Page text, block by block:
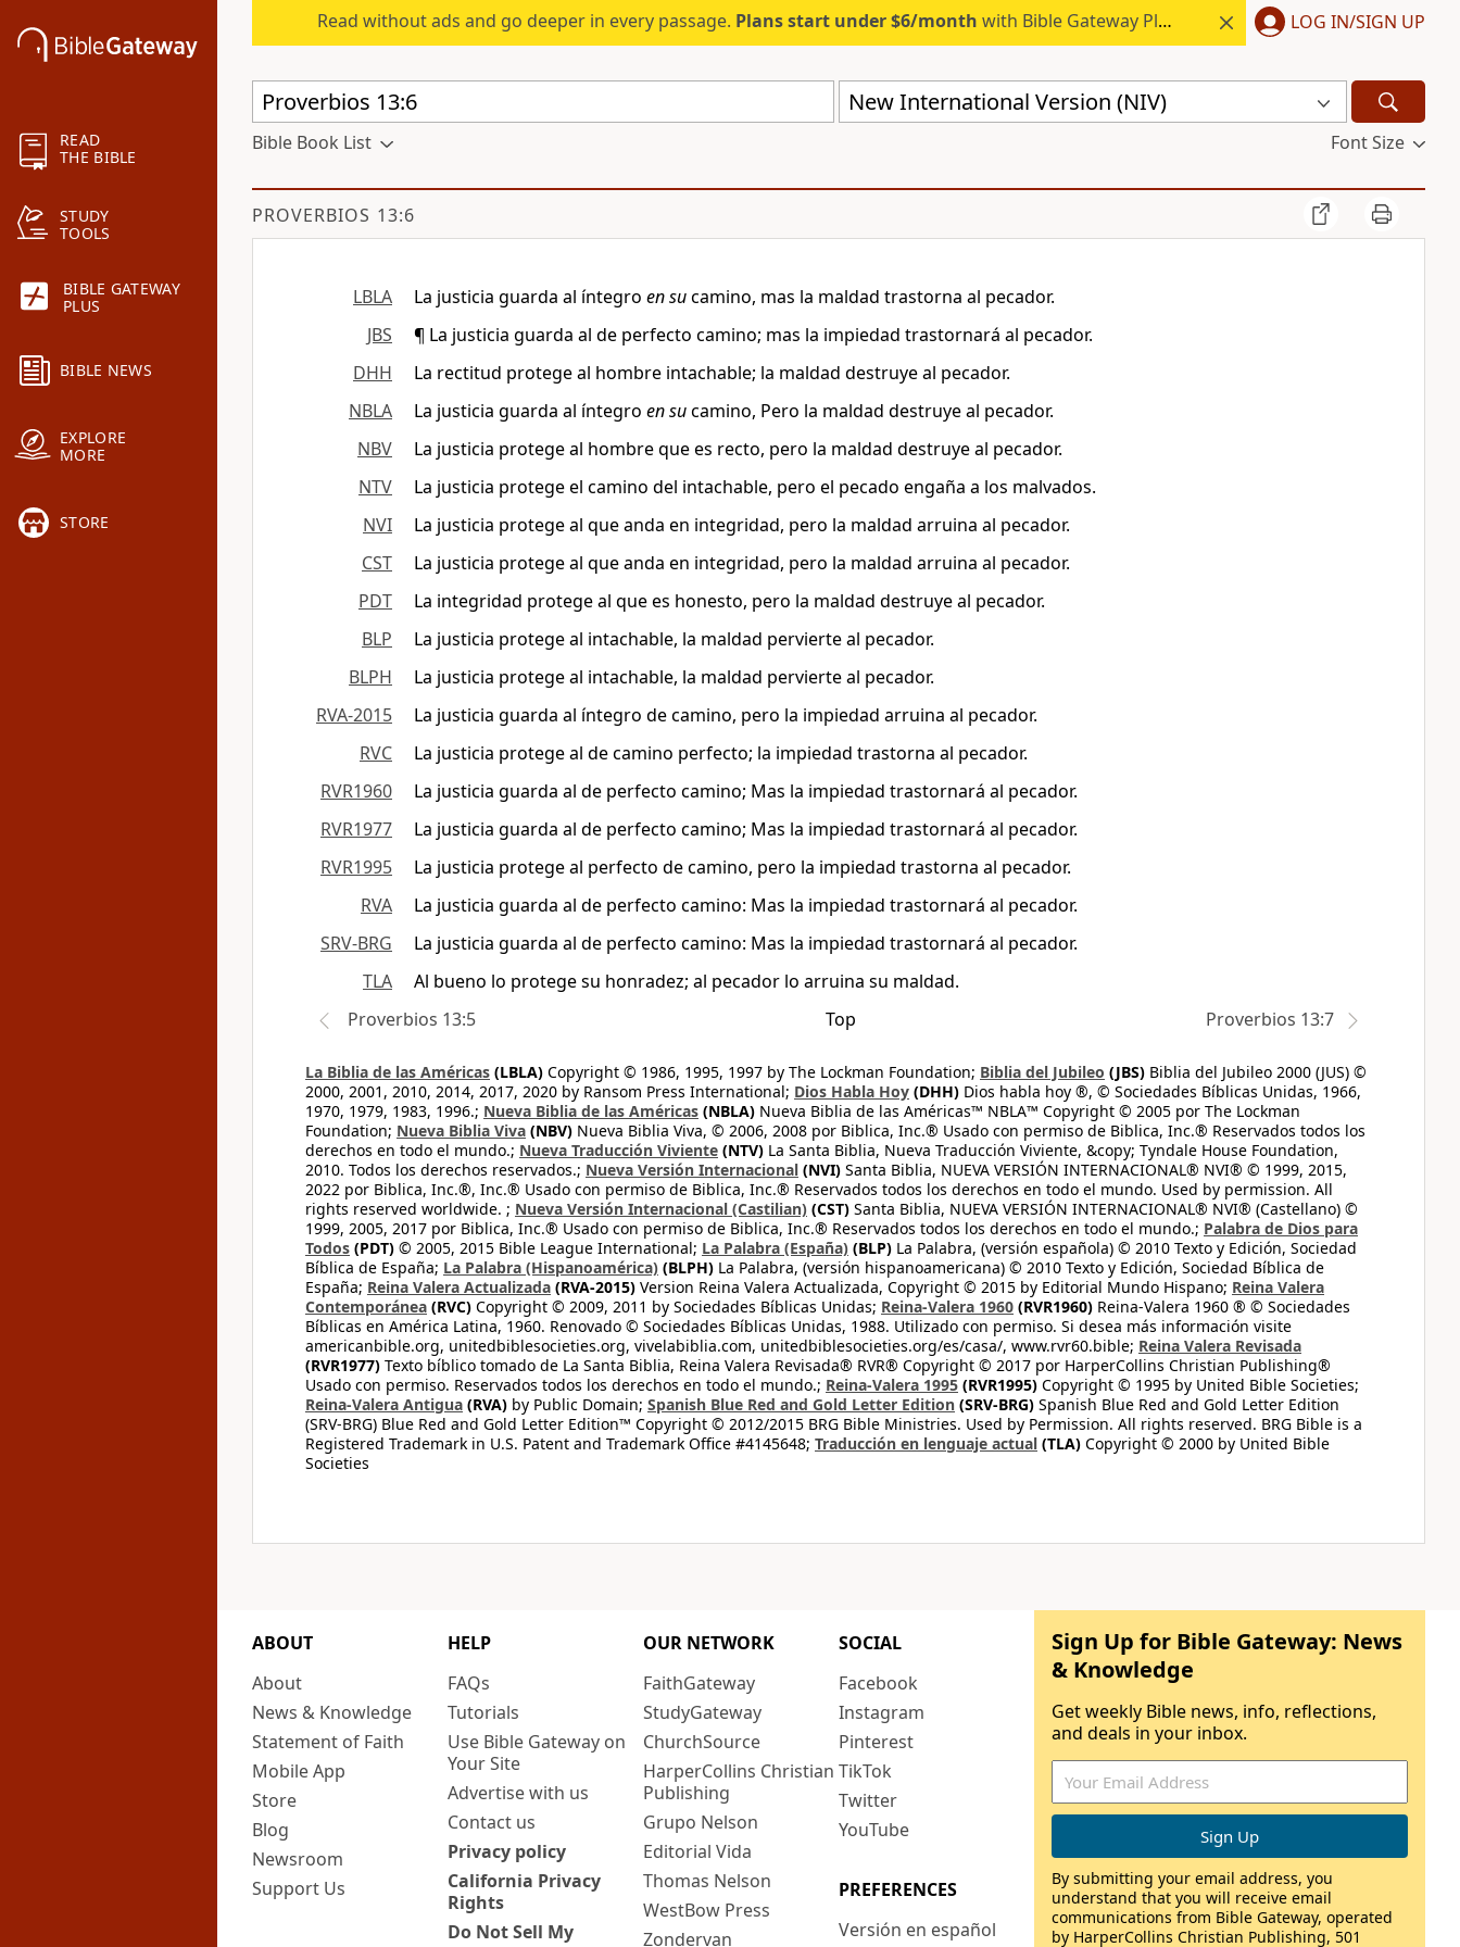
READ
THE BIBLE
STUDY
TOOLS
BIBLE GATEWAY
PLUS
BIBLE NEWS
EXPLORE
MORE
STORE
Read without ads and go deeper in every passage. Plans start under $6/month with Bible Gateway Plus. LOG IN/SIGN UP
New International Version (NIV)
Bible Book List Font Size
PROVERBIOS 13:6
LBLA La justicia guarda al íntegro en sucamino, mas la maldad trastorna al pecador.
JBS
¶ La justicia guarda al de perfecto camino; mas la impiedad trastornará al pecador.
DHH
La rectitud protege al hombre intachable; la maldad destruye al pecador.
NBLA
La justicia guarda al íntegro en sucamino, Pero la maldad destruye al pecador.
NBV
La justicia protege al hombre que es recto, pero la maldad destruye al pecador.
NTV
La justicia protege el camino del intachable, pero el pecado engaña a los malvados.
NVI
La justicia protege al que anda en integridad, pero la maldad arruina al pecador.
CST
La justicia protege al que anda en integridad, pero la maldad arruina al pecador.
PDT
La integridad protege al que es honesto, pero la maldad destruye al pecador.
BLP
La justicia protege al intachable, la maldad pervierte al pecador.
BLPH
La justicia protege al intachable, la maldad pervierte al pecador.
RVA-2015
La justicia guarda al íntegro de camino, pero la impiedad arruina al pecador.
RVC
La justicia protege al de camino perfecto; la impiedad trastorna al pecador.
RVR1960
La justicia guarda al de perfecto camino; Mas la impiedad trastornará al pecador.
RVR1977
La justicia guarda al de perfecto camino; Mas la impiedad trastornará al pecador.
RVR1995
La justicia protege al perfecto de camino, pero la impiedad trastorna al pecador.
RVA
La justicia guarda al de perfecto camino: Mas la impiedad trastornará al pecador.
SRV-BRG
La justicia guarda al de perfecto camino: Mas la impiedad trastornará al pecador.
TLA
Al bueno lo protege su honradez; al pecador lo arruina su maldad.
Proverbios 13:5
Top Proverbios 13:7
La Biblia de las Américas (LBLA) Copyright © 1986, 1995, 1997 by The Lockman Foundation; Biblia del Jubileo (JBS) Biblia del Jubileo 2000 (JUS) ©
2000, 2001, 2010, 2014, 2017, 2020 by Ransom Press International; Dios Habla Hoy (DHH) Dios habla hoy ®, © Sociedades Bíblicas Unidas, 1966,
1970, 1979, 1983, 1996.; Nueva Biblia de las Américas (NBLA) Nueva Biblia de las Américas™ NBLA™ Copyright © 2005 por The Lockman
Foundation; Nueva Biblia Viva (NBV) Nueva Biblia Viva, © 2006, 2008 por Biblica, Inc.® Usado con permiso de Biblica, Inc.® Reservados todos los
derechos en todo el mundo.; Nueva Traducción Viviente (NTV) La Santa Biblia, Nueva Traducción Viviente, &copy; Tyndale House Foundation,
2010. Todos los derechos reservados.; Nueva Versión Internacional (NVI) Santa Biblia, NUEVA VERSIÓN INTERNACIONAL® NVI® © 1999, 2015,
2022 por Biblica, Inc.®, Inc.® Usado con permiso de Biblica, Inc.® Reservados todos los derechos en todo el mundo. Used by permission. All
rights reserved worldwide. ; Nueva Versión Internacional (Castilian) (CST) Santa Biblia, NUEVA VERSIÓN INTERNACIONAL® NVI® (Castellano) ©
1999, 2005, 2017 por Biblica, Inc.® Usado con permiso de Biblica, Inc.® Reservados todos los derechos en todo el mundo.; Palabra de Dios para
Todos (PDT) © 2005, 2015 Bible League International; La Palabra (España) (BLP) La Palabra, (versión española) © 2010 Texto y Edición, Sociedad
Bíblica de España; La Palabra (Hispanoamérica) (BLPH) La Palabra, (versión hispanoamericana) © 2010 Texto y Edición, Sociedad Bíblica de
España; Reina Valera Actualizada (RVA-2015) Version Reina Valera Actualizada, Copyright © 2015 by Editorial Mundo Hispano; Reina Valera
Contemporánea (RVC) Copyright © 2009, 2011 by Sociedades Bíblicas Unidas; Reina-Valera 1960 (RVR1960) Reina-Valera 1960 ® © Sociedades
Bíblicas en América Latina, 1960. Renovado © Sociedades Bíblicas Unidas, 1988. Utilizado con permiso. Si desea más información visite
americanbible.org, unitedbiblesocieties.org, vivelabiblia.com, unitedbiblesocieties.org/es/casa/, www.rvr60.bible; Reina Valera Revisada
(RVR1977) Texto bíblico tomado de La Santa Biblia, Reina Valera Revisada® RVR® Copyright © 2017 por HarperCollins Christian Publishing®
Usado con permiso. Reservados todos los derechos en todo el mundo.; Reina-Valera 1995 (RVR1995) Copyright © 1995 by United Bible Societies;
Reina-Valera Antigua (RVA) by Public Domain; Spanish Blue Red and Gold Letter Edition (SRV-BRG) Spanish Blue Red and Gold Letter Edition
(SRV-BRG) Blue Red and Gold Letter Edition™ Copyright © 2012/2015 BRG Bible Ministries. Used by Permission. All rights reserved. BRG Bible is a
Registered Trademark in U.S. Patent and Trademark Office #4145648; Traducción en lenguaje actual (TLA) Copyright © 2000 by United Bible
Societies
ABOUT
About
News & Knowledge
Statement of Faith
Mobile App
Store
Blog
Newsroom
Support Us
HELP
FAQs
Tutorials
Use Bible Gateway on
Your Site
Advertise with us
Contact us
Privacy policy
California Privacy
Rights
Do Not Sell My
OUR NETWORK
FaithGateway
StudyGateway
ChurchSource
HarperCollins Christian
Publishing
Grupo Nelson
Editorial Vida
Thomas Nelson
WestBow Press
Zondervan
SOCIAL
Facebook
Instagram
Pinterest
TikTok
Twitter
YouTube
PREFERENCES
Versión en español
Sign Up for Bible Gateway: News
& Knowledge
Get weekly Bible news, info, reflections,
and deals in your inbox.
By submitting your email address, you
understand that you will receive email
communications from Bible Gateway, operated
by HarperCollins Christian Publishing, 501